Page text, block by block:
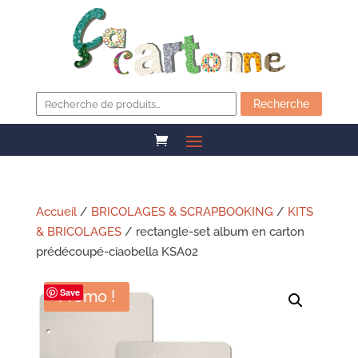
pour :
Recherche
Accueil/ BRICOLAGES & SCRAPBOOKING / KITS
& BRICOLAGES/ rectangle-set album en carton
prédécoupé-ciaobella KSA02
Promo !
Save